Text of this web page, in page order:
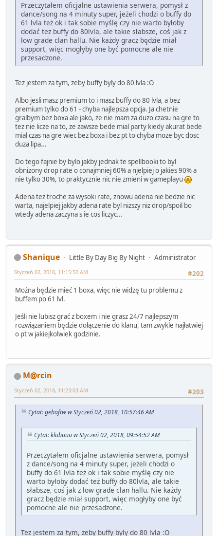
Przeczytałem oficjalne ustawienia serwera, pomysł z
dance/song na 4 minuty super, jeżeli chodzi o buffy do
61 lvla też ok i tak sobie myślę czy nie warto byłoby
dodać też buffy do 80lvla, ale takie słabsze, coś jak z
low grade clan hallu. Nie każdy gracz będzie miał
support, więc mogłyby one być pomocne ale nie
przesadzone.
Tez jestem za tym, zeby buffy byly do 80 lvla :O
Albo jesli masz premium to i masz buffy do 80 lvla, a bez
premium tylko do 61 - chyba najlepsza opcja. Ja chetnie
gralbym bez boxa ale jako, ze nie mam za duzo czasu na gre to
tez nie licze na to, ze zawsze bede mial party kiedy akurat bede
mial czas na gre wiec bez boxa i bez pt to chyba moze byc dosc
duza lipa...
Do tego fajnie by bylo jakby jednak te spellbooki to byl
obnizony drop rate o conajmniej 60% a njelpiej o jakies 90% a
nie tylko 30%, to praktycznie nic nie zmieni w gameplayu
Adena tez troche za wysoki rate, znowu adena nie bedzie nic
warta, najelpiej jakby adena rate byl nizszy niz drop/spoil bo
wtedy adena zaczyna s ie cos liczyc...
Shanique Little By Day Big By Night
Administrator
#202
Styczeń 02, 2018, 11:15:52 AM
Można będzie mieć 1 boxa, więc nie widzę tu problemu z
buffem po 61 lvl.
Jeśli nie lubisz grać z boxem i nie grasz 24/7 najlepszym
rozwiązaniem będzie dołączenie do klanu, tam zwykle najłatwiej
o pt w jakiejkolwiek godzinie.
M@rcin
#203
Styczeń 02, 2018, 11:23:03 AM
Cytat: gebaftw w Styczeń 02, 2018, 10:57:46 AM
Cytat: klubuuu w Styczeń 02, 2018, 09:54:52 AM
Przeczytałem oficjalne ustawienia serwera, pomysł
z dance/song na 4 minuty super, jeżeli chodzi o
buffy do 61 lvla też ok i tak sobie myślę czy nie
warto byłoby dodać też buffy do 80lvla, ale takie
słabsze, coś jak z low grade clan hallu. Nie każdy
gracz będzie miał support, więc mogłyby one być
pomocne ale nie przesadzone.
Tez jestem za tym, zeby buffy byly do 80 lvla :O